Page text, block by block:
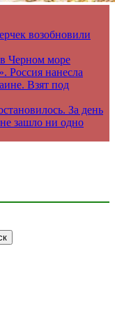
возобновили
в Черном море
Россия нанесла
Взят под
За день
зашло ни одно